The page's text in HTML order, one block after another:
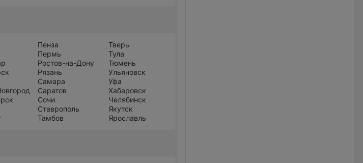
Пенза
Пермь
Ростов-на-Дону
Рязань
Самара
Саратов
Сочи
Ставрополь
Тамбов
Тверь
Тула
Тюмень
Ульяновск
Уфа
Хабаровск
Челябинск
Якутск
Ярославль